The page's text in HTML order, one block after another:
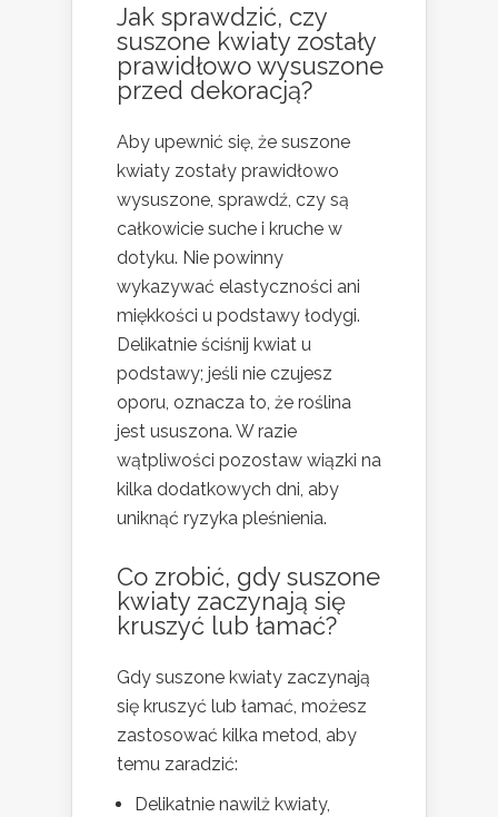
Jak sprawdzić, czy
suszone kwiaty zostały
prawidłowo wysuszone
przed dekoracją?
Aby upewnić się, że suszone
kwiaty zostały prawidłowo
wysuszone, sprawdź, czy są
całkowicie suche i kruche w
dotyku. Nie powinny
wykazywać elastyczności ani
miękkości u podstawy łodygi.
Delikatnie ściśnij kwiat u
podstawy; jeśli nie czujesz
oporu, oznacza to, że roślina
jest ususzona. W razie
wątpliwości pozostaw wiązki na
kilka dodatkowych dni, aby
uniknąć ryzyka pleśnienia.
Co zrobić, gdy suszone
kwiaty zaczynają się
kruszyć lub łamać?
Gdy suszone kwiaty zaczynają
się kruszyć lub łamać, możesz
zastosować kilka metod, aby
temu zaradzić:
Delikatnie nawilż kwiaty,